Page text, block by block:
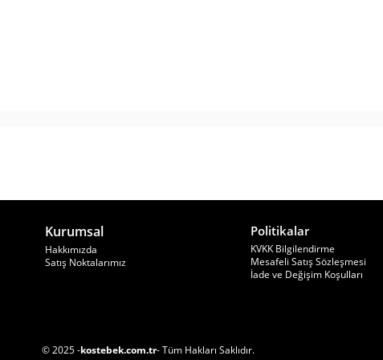
Kurumsal
Hakkımızda
Satış Noktalarımız
Politikalar
KVKK Bilgilendirme
Mesafeli Satış Sözleşmesi
İade ve Değişim Koşulları
© 2025 -kostebek.com.tr- Tüm Hakları Saklıdır.